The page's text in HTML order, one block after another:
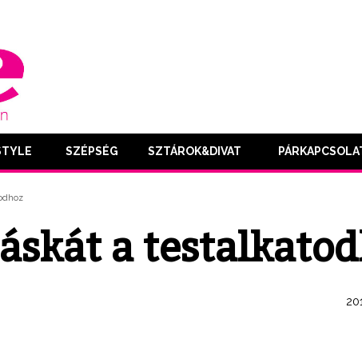
SZÉPSÉG SZTÁROK&DIVAT
a